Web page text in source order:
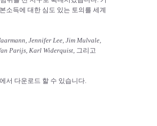
소득에 대한 심도 있는 토의를 세계
Jennifer Lee, Jim Mulvale,
Parijs, Karl Widerquist, 그리고
서 다운로드 할 수 있습니다.